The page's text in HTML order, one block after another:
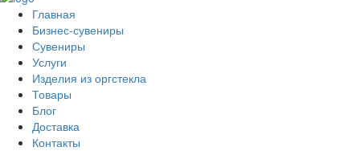
Главная
Бизнес-сувениры
Сувениры
Услуги
Изделия из оргстекла
Товары
Блог
Доставка
Контакты